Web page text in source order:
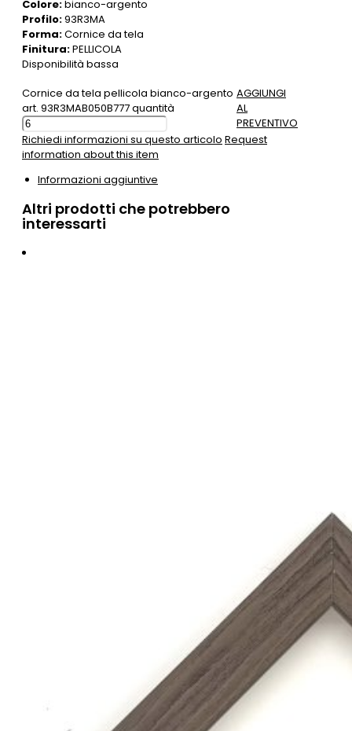
Colore:bianco-argento
Profilo:93R3MA
Forma:Cornice da tela
Finitura:PELLICOLA
Disponibilità bassa
Cornice da tela pellicola bianco-argento
art. 93R3MAB050B777 quantità
AGGIUNGI
AL
PREVENTIVO
Richiedi informazioni su questo articolo Request
information about this item
Informazioni aggiuntive
Altri prodotti che potrebbero
interessarti